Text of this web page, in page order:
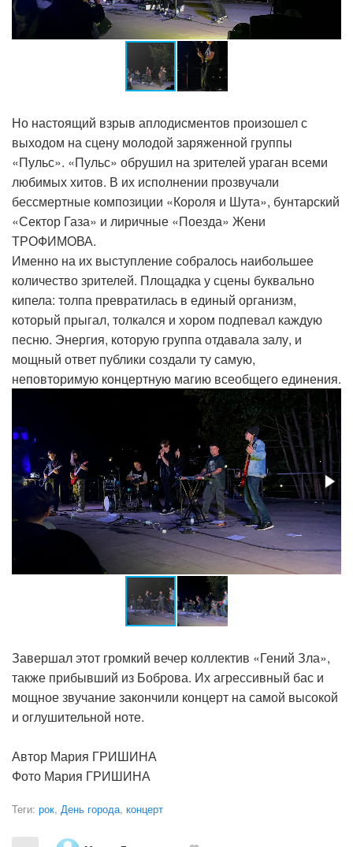
Но настоящий взрыв аплодисментов произошел с
выходом на сцену молодой заряженной группы
«Пульс». «Пульс» обрушил на зрителей ураган всеми
любимых хитов. В их исполнении прозвучали
бессмертные композиции «Короля и Шута», бунтарский
«Сектор Газа» и лиричные «Поезда» Жени
ТРОФИМОВА.
Именно на их выступление собралось наибольшее
количество зрителей. Площадка у сцены буквально
кипела: толпа превратилась в единый организм,
который прыгал, толкался и хором подпевал каждую
песню. Энергия, которую группа отдавала залу, и
мощный ответ публики создали ту самую,
неповторимую концертную магию всеобщего единения.
Завершал этот громкий вечер коллектив «Гений Зла»,
также прибывший из Боброва. Их агрессивный бас и
мощное звучание закончили концерт на самой высокой
и оглушительной ноте.
Автор Мария ГРИШИНА
Фото Мария ГРИШИНА
Теги: рок, День города, концерт